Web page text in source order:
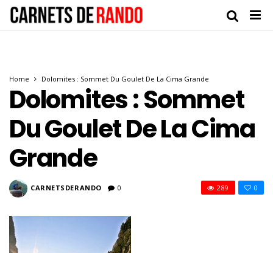
Home Dolomites : Sommet Du Goulet De La Cima Grande
Dolomites : Sommet
Du Goulet De La Cima
Grande
CARNETSDERANDO 0 0
289